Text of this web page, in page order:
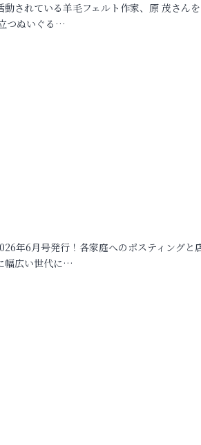
されている羊毛フェルト作家、原 茂さん
つぬいぐる…
年6月号発行！各家庭へのポスティングと
幅広い世代に…